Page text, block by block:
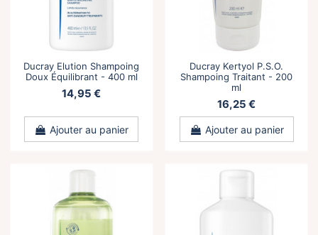
Ducray Elution Shampoing
Doux Équilibrant - 400 ml
14,95 €
Ajouter au panier
Ducray Kertyol P.S.O.
Shampoing Traitant - 200
ml
16,25 €
Ajouter au panier